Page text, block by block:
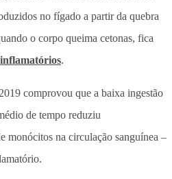
no fígado a partir da quebra
o corpo queima cetonas, fica
inflamatórios.
comprovou que a baixa ingestão
de tempo reduziu
monócitos na circulação sanguínea –